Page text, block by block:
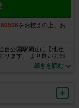
をお控えの上、お
台公園駅周辺に【他社
ります。 より良いお部
！ また、東北大学関係
大得意です。エイブル
非当店までお越し下さ
中です！新築、建替
続きを読む